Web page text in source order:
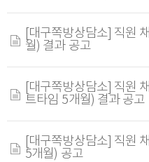
[대구쪽방상담소] 직원
월) 결과 공고
[대구쪽방상담소] 직원
트타임 5개월) 결과 공고
[대구쪽방상담소] 직원
5개월) 공고